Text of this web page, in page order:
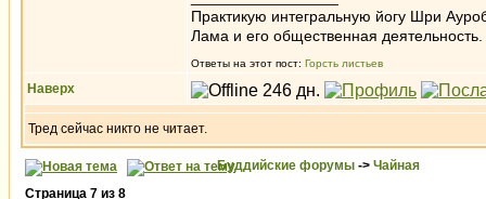
Практикую интегральную йогу Шри
Лама и его общественная деятельность.
Ответы на этот пост: Горсть листьев
Наверх
Тред сейчас никто не читает.
Буддийские форумы -> Чайная
Страница 7 из 8